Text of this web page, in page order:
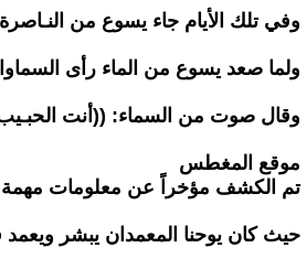
وفي تلك الأيام جاء يسوع من
ولما صعد يسوع من الماء رأى
وقال صوت من السماء: ((أنت
موقع المغطس
تم الكشف مؤخراً عن معلومات مهمة
حيث كان يوحنا المعمدان يبشر ويعمد